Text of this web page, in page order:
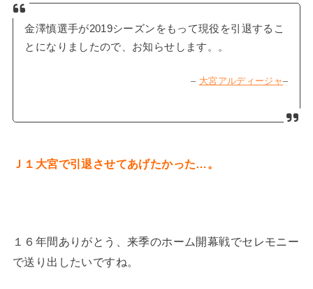
金澤慎選手が2019シーズンをもって現役を引退するこ
とになりましたので、お知らせします。。
– 大宮アルディージャ–
Ｊ１大宮で引退させてあげたかった…。
１６年間ありがとう、来季のホーム開幕戦でセレモニー
で送り出したいですね。